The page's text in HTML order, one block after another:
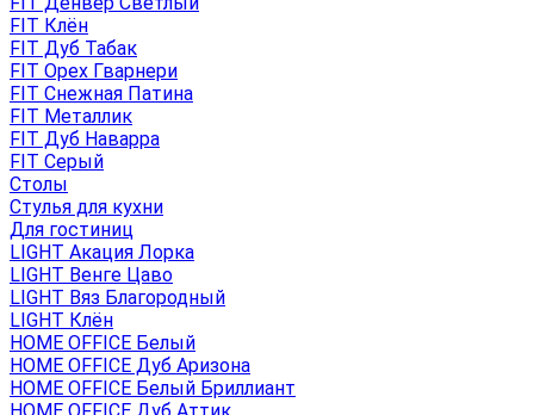
FIT Клён
FIT Дуб Табак
FIT Орех Гварнери
FIT Снежная Патина
FIT Металлик
FIT Дуб Наварра
FIT Серый
Столы
Стулья для кухни
Для гостиниц
LIGHT Акация Лорка
LIGHT Венге Цаво
LIGHT Вяз Благородный
LIGHT Клён
HOME OFFICE Белый
HOME OFFICE Дуб Аризона
HOME OFFICE Белый Бриллиант